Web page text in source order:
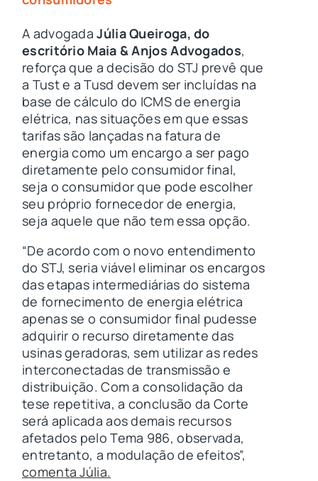
A advogadaJúlia Queiroga, do
escritório Maia & Anjos Advogados,
reforça que a decisão do STJ prevê que
a Tust e a Tusd devem ser incluídas na
base de cálculo do ICMS de energia
elétrica, nas situações em que essas
tarifas são lançadas na fatura de
energia como um encargo a ser pago
diretamente pelo consumidor final,
seja o consumidor que pode escolher
seu próprio fornecedor de energia,
seja aquele que não tem essa opção.
“De acordo com o novo entendimento
do STJ, seria viável eliminar os encargos
das etapas intermediárias do sistema
de fornecimento de energia elétrica
apenas se o consumidor final pudesse
adquirir o recurso diretamente das
usinas geradoras, sem utilizar as redes
interconectadas de transmissão e
distribuição. Com a consolidação da
tese repetitiva, a conclusão da Corte
será aplicada aos demais recursos
afetados pelo Tema 986, observada,
entretanto, a modulação de efeitos”,
comenta Júlia.